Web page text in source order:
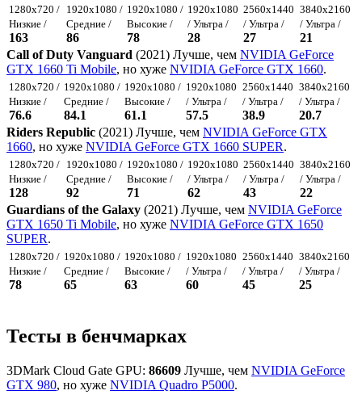
1280x720 /
Низкие /
163
1920x1080 /
Средние /
86
1920x1080 /
Высокие /
78
1920x1080
/ Ультра /
28
2560x1440
/ Ультра /
27
3840x2160
/ Ультра /
21
Call of Duty Vanguard (2021) Лучше, чем NVIDIA GeForce
GTX 1660 Ti Mobile, но хуже NVIDIA GeForce GTX 1660.
1280x720 /
Низкие /
76.6
1920x1080 /
Средние /
84.1
1920x1080 /
Высокие /
61.1
1920x1080
/ Ультра /
57.5
2560x1440
/ Ультра /
38.9
3840x2160
/ Ультра /
20.7
Riders Republic (2021) Лучше, чем NVIDIA GeForce GTX
1660, но хуже NVIDIA GeForce GTX 1660 SUPER.
1280x720 /
Низкие /
128
1920x1080 /
Средние /
92
1920x1080 /
Высокие /
71
1920x1080
/ Ультра /
62
2560x1440
/ Ультра /
43
3840x2160
/ Ультра /
22
Guardians of the Galaxy (2021) Лучше, чем NVIDIA GeForce
GTX 1650 Ti Mobile, но хуже NVIDIA GeForce GTX 1650
SUPER.
1280x720 /
Низкие /
78
1920x1080 /
Средние /
65
1920x1080 /
Высокие /
63
1920x1080
/ Ультра /
60
2560x1440
/ Ультра /
45
3840x2160
/ Ультра /
25
Тесты в бенчмарках
3DMark Cloud Gate GPU: 86609 Лучше, чем NVIDIA GeForce
GTX 980, но хуже NVIDIA Quadro P5000.